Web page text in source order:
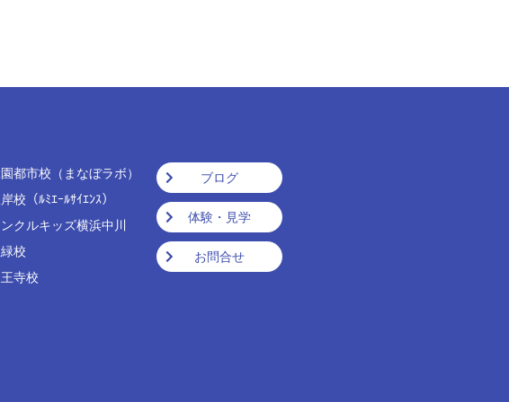
都市校 （まなぼラボ）
校 （ﾙﾐｴｰﾙｻｲｴﾝｽ）
ンクルキッズ横浜中川
校
寺校
ブログ
体験・見学
お問合せ